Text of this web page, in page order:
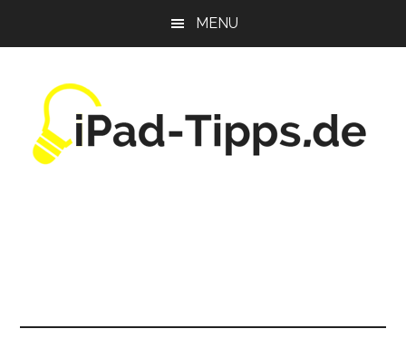
MENU